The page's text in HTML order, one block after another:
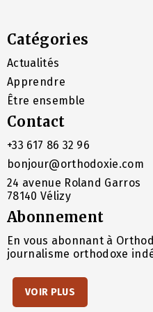
Catégories
Actualités
Apprendre
Être ensemble
Contact
+33 617 86 32 96
bonjour@orthodoxie.com
24 avenue Roland Garros
78140 Vélizy
Abonnement
En vous abonnant à
journalisme orthodoxe
VOIR PLUS